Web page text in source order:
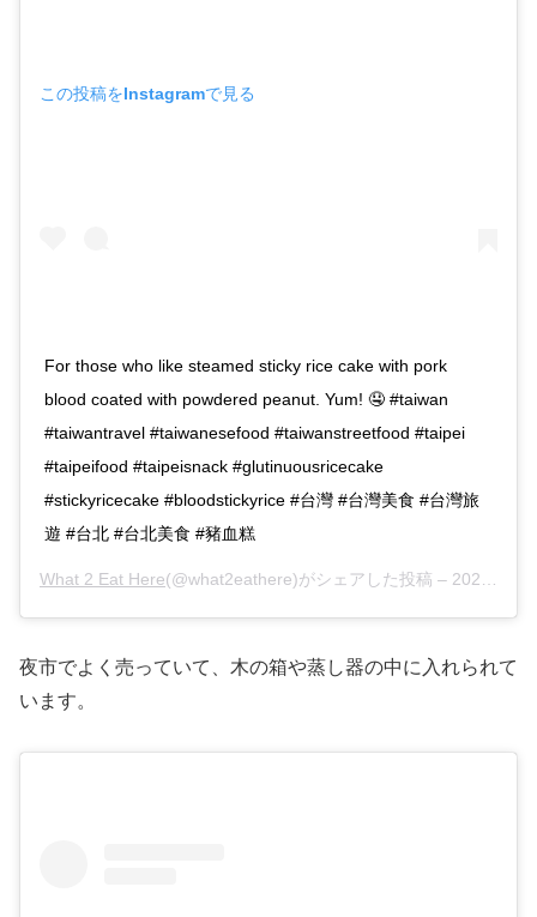
この投稿をInstagramで見る
For those who like steamed sticky rice cake with pork
blood coated with powdered peanut. Yum! 🤤 #taiwan
#taiwantravel #taiwanesefood #taiwanstreetfood #taipei
#taipeifood #taipeisnack #glutinuousricecake
#stickyricecake #bloodstickyrice #台灣 #台灣美食 #台灣旅
遊 #台北 #台北美食 #豬血糕
What 2 Eat Here(@what2eathere)がシェアした投稿 – 2020年 8月月26日午前12時20分PDT
夜市でよく売っていて、木の箱や蒸し器の中に入れられて
います。